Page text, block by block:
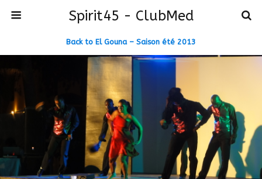
Spirit45 - ClubMed
Back to El Gouna – Saison été 2013